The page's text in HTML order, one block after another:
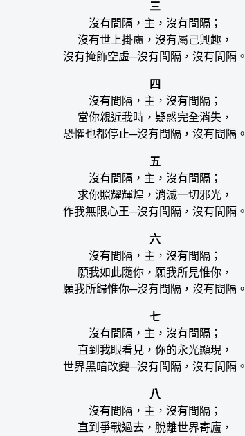
三
沒有間隔，主，沒有間隔；
沒有世上掛慮，沒有屬己興趣，
沒有掩飾空虛─沒有間隔，沒有間隔。
四
沒有間隔，主，沒有間隔；
當你親近我時，疑惑完全消失，
恐懼也都停止─沒有間隔，沒有間隔。
五
沒有間隔，主，沒有間隔；
求你照耀輝煌，消滅一切邪光，
作我無限心王─沒有間隔，沒有間隔。
六
沒有間隔，主，沒有間隔；
願我如此隨你，願我所見惟你，
願我所歸惟你─沒有間隔，沒有間隔。
七
沒有間隔，主，沒有間隔；
直到我眼看見，你的永光顯現，
世界黑暗改變─沒有間隔，沒有間隔。
八
沒有間隔，主，沒有間隔；
直到爭戰過去，脫離世界寄廬，